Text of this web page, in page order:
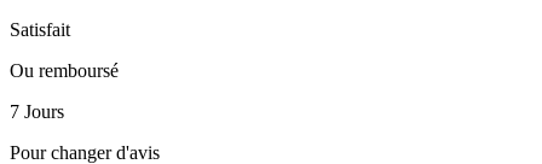
Satisfait
Ou remboursé
7 Jours
Pour changer d'avis